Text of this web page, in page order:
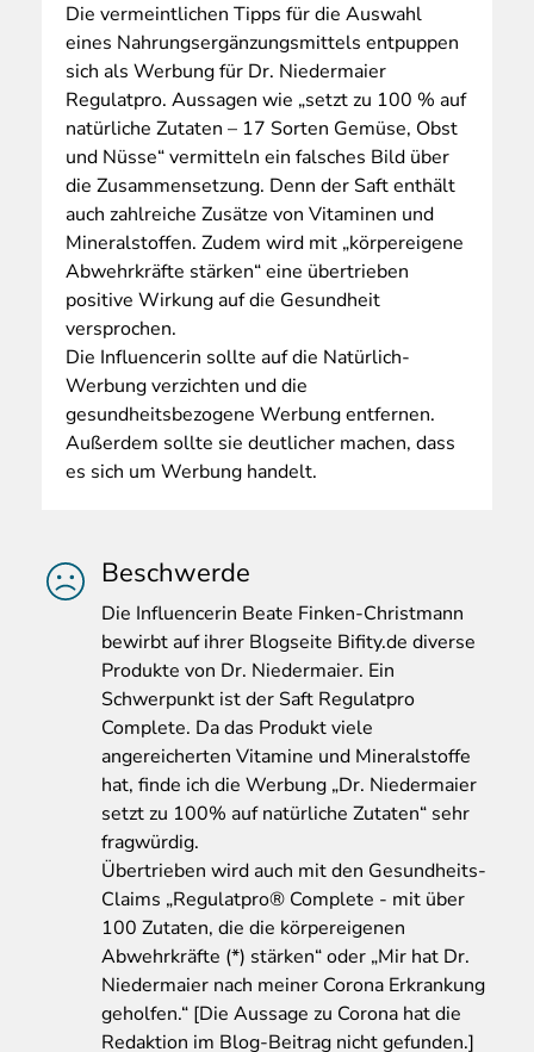
Die vermeintlichen Tipps für die Auswahl
eines Nahrungsergänzungsmittels entpuppen
sich als Werbung für Dr. Niedermaier
Regulatpro. Aussagen wie „setzt zu 100 % auf
natürliche Zutaten – 17 Sorten Gemüse, Obst
und Nüsse“ vermitteln ein falsches Bild über
die Zusammensetzung. Denn der Saft enthält
auch zahlreiche Zusätze von Vitaminen und
Mineralstoffen. Zudem wird mit „körpereigene
Abwehrkräfte stärken“ eine übertrieben
positive Wirkung auf die Gesundheit
versprochen.
Die Influencerin sollte auf die Natürlich-
Werbung verzichten und die
gesundheitsbezogene Werbung entfernen.
Außerdem sollte sie deutlicher machen, dass
es sich um Werbung handelt.
Beschwerde
Die Influencerin Beate Finken-Christmann
bewirbt auf ihrer Blogseite Bifity.de diverse
Produkte von Dr. Niedermaier. Ein
Schwerpunkt ist der Saft Regulatpro
Complete. Da das Produkt viele
angereicherten Vitamine und Mineralstoffe
hat, finde ich die Werbung „Dr. Niedermaier
setzt zu 100% auf natürliche Zutaten“ sehr
fragwürdig.
Übertrieben wird auch mit den Gesundheits-
Claims „Regulatpro® Complete - mit über
100 Zutaten, die die körpereigenen
Abwehrkräfte (*) stärken“ oder „Mir hat Dr.
Niedermaier nach meiner Corona Erkrankung
geholfen.“ [Die Aussage zu Corona hat die
Redaktion im Blog-Beitrag nicht gefunden.]